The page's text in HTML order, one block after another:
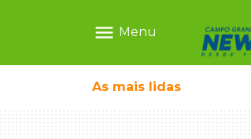
menu Menu
As mais lidas